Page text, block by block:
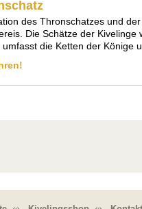
des Thronschatzes und
Die Schätze der
die Ketten der Könige